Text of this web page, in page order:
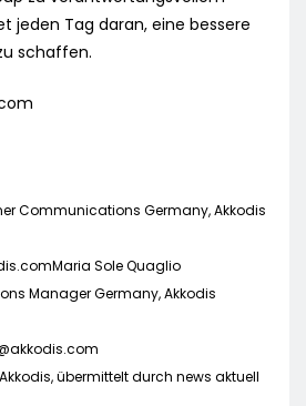
jeden Tag daran, eine bessere
schaffen.
Communications Germany, Akkodis
Sole Quaglio
Manager Germany, Akkodis
übermittelt durch news aktuell